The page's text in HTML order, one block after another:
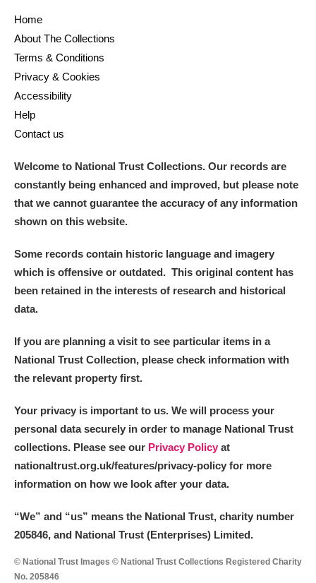
Home
About The Collections
Terms & Conditions
Privacy & Cookies
Accessibility
Help
Contact us
Welcome to National Trust Collections. Our records are
constantly being enhanced and improved, but please note
that we cannot guarantee the accuracy of any information
shown on this website.
Some records contain historic language and imagery
which is offensive or outdated. This original content has
been retained in the interests of research and historical
data.
If you are planning a visit to see particular items in a
National Trust Collection, please check information with
the relevant property first.
Your privacy is important to us. We will process your
personal data securely in order to manage National Trust
collections. Please see our Privacy Policy at
nationaltrust.org.uk/features/privacy-policy for more
information on how we look after your data.
“We” and “us” means the National Trust, charity number
205846, and National Trust (Enterprises) Limited.
© National Trust Images © National Trust Collections Registered Charity
No. 205846